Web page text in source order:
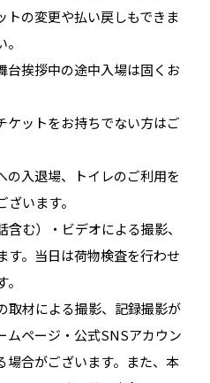
トの変更や払い戻しもできま
挨拶中の途中入場は固くお
ットをお持ちでない方はご
入退場、トイレのご利用を
います。
む）・ビデオによる撮影、
す。当日は荷物検査を行わせ
材による撮影、記録撮影が
ムページ・公式SNSアカウン
場合がございます。また、本